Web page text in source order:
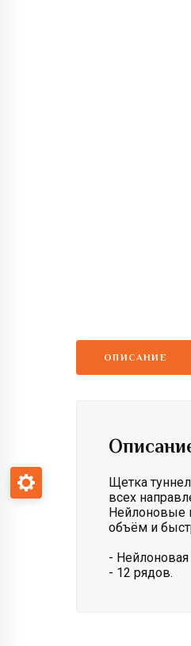
ОПИСАНИЕ
Щетка
всех
Нейлоновые
объём и
-
- 12 рядов.